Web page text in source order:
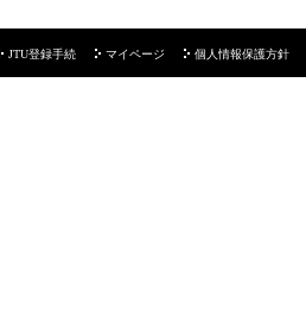
JTU登録手続 マイページ 個人情報保護方針